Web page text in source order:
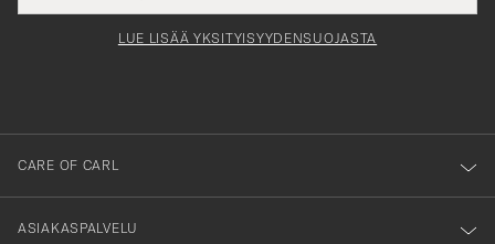
tieto
för
dig
till
vårt
nyhetsbrev!
LUE LISÄÄ YKSITYISYYDENSUOJASTA
CARE OF CARL
ASIAKASPALVELU